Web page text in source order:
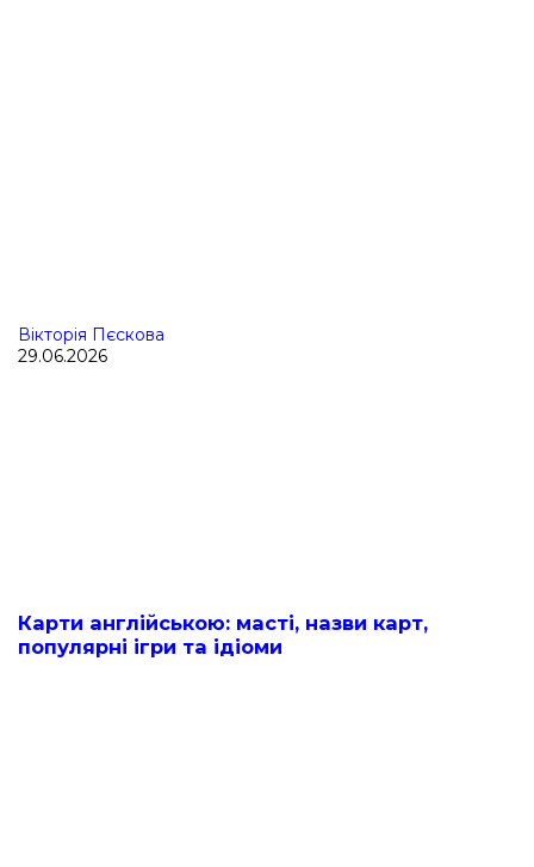
Вікторія Пєскова
29.06.2026
Карти англійською: масті, назви карт,
популярні ігри та ідіоми